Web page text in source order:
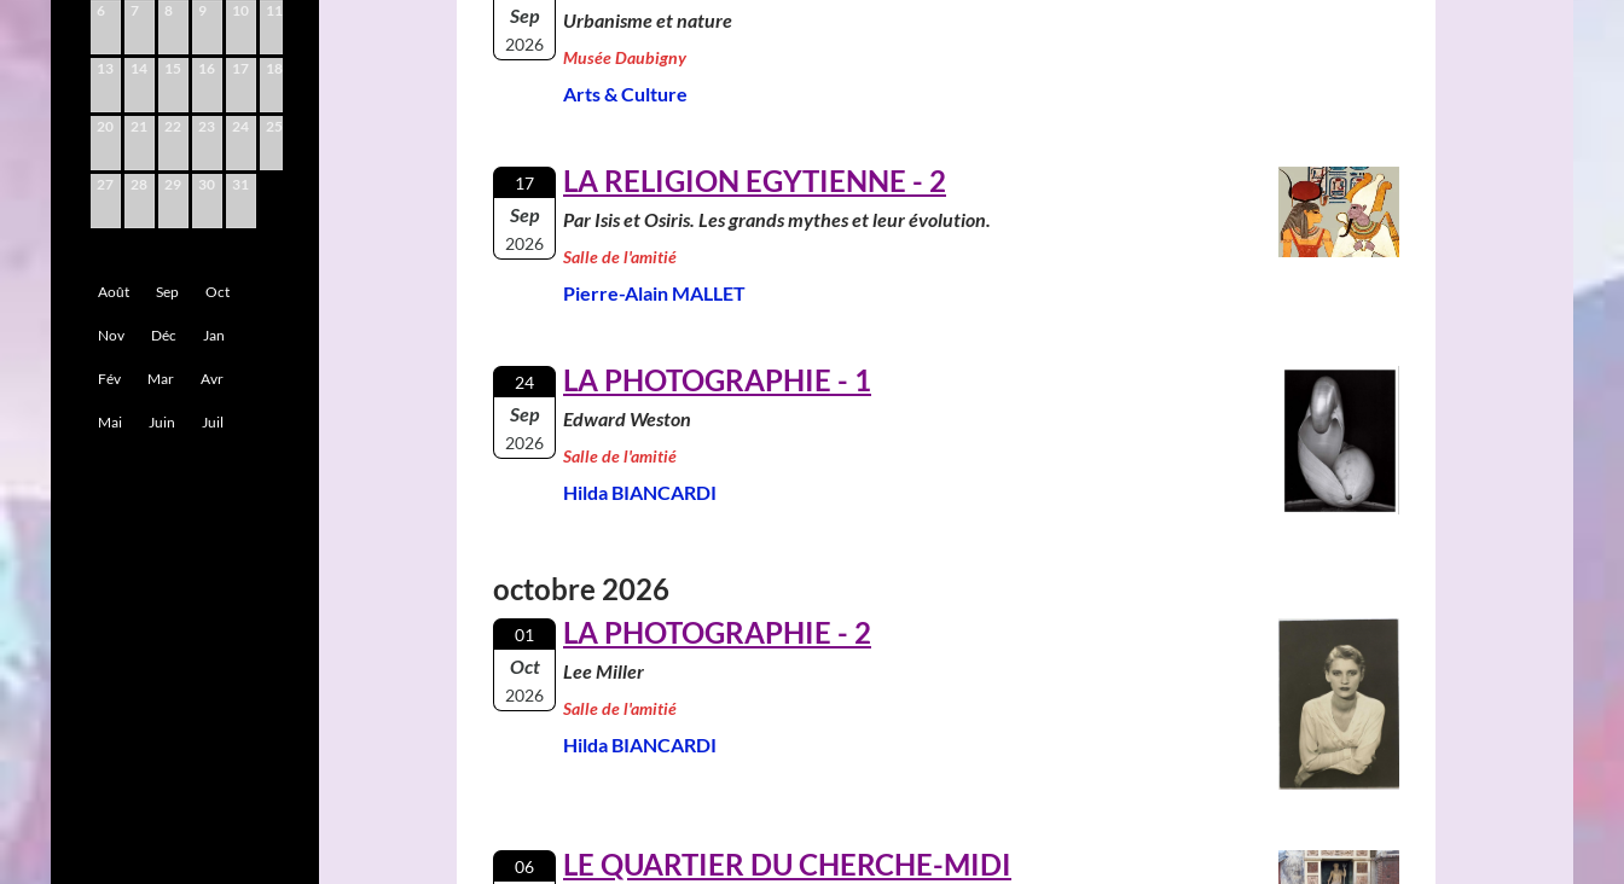
Sep
2026
Urbanisme et nature
Musée Daubigny
Arts & Culture
17
Sep
2026
LA RELIGION EGYTIENNE - 2
Par Isis et Osiris. Les grands mythes et leur évolution.
Salle de l'amitié
Pierre-Alain MALLET
24
Sep
2026
LA PHOTOGRAPHIE - 1
Edward Weston
Salle de l'amitié
Hilda BIANCARDI
octobre 2026
01
Oct
2026
LA PHOTOGRAPHIE - 2
Lee Miller
Salle de l'amitié
Hilda BIANCARDI
06 LE QUARTIER DU CHERCHE-MIDI
6 7 8 9 10 11
13 14 15 16 17 18
20 21 22 23 24 25
27 28 29 30 31
Août Sep Oct
Nov Déc Jan
Fév Mar Avr
Mai Juin Juil